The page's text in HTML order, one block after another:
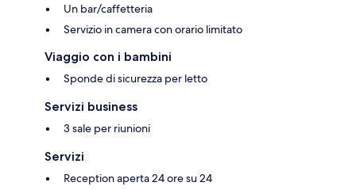
Un bar/caffetteria
Servizio in camera con orario limitato
Viaggio con i bambini
Sponde di sicurezza per letto
Servizi business
3 sale per riunioni
Servizi
Reception aperta 24 ore su 24